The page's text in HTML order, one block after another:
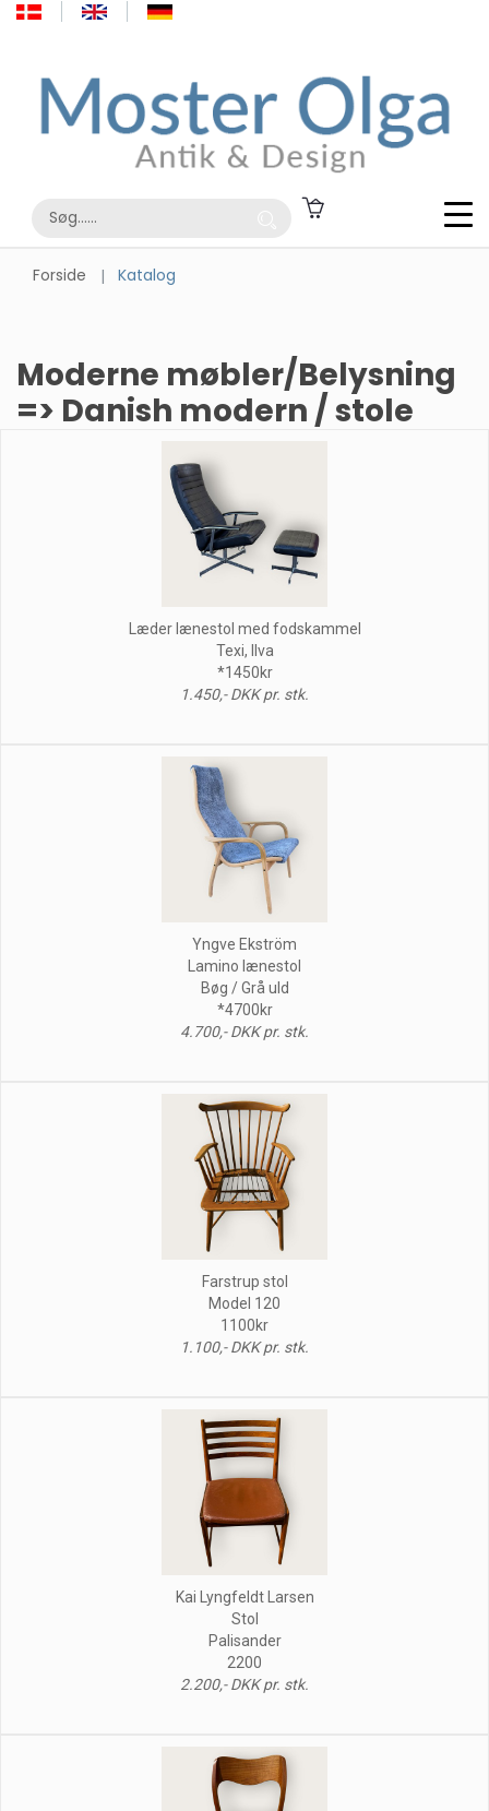
Forside Katalog
Moderne møbler/Belysning
=> Danish modern / stole
Læder lænestol med fodskammel
Texi, Ilva
*1450kr
1.450,- DKK pr. stk.
Yngve Ekström
Lamino lænestol
Bøg / Grå uld
*4700kr
4.700,- DKK pr. stk.
Farstrup stol
Model 120
1100kr
1.100,- DKK pr. stk.
Kai Lyngfeldt Larsen
Stol
Palisander
2200
2.200,- DKK pr. stk.